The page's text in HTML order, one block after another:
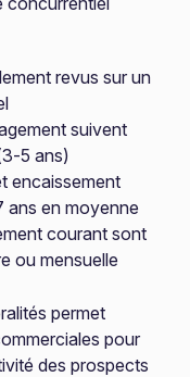
revus sur un
suivent
5 ans)
encaissement
en moyenne
courant sont
ou mensuelle
permet
pour
des prospects